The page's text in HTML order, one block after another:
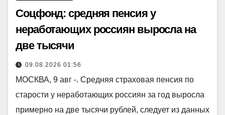
Соцфонд: средняя пенсия у
неработающих россиян выросла на
две тысячи
09.08.2026 01:56
МОСКВА, 9 авг -. Средняя страховая пенсия по
старости у неработающих россиян за год выросла
примерно на две тысячи рублей, следует из данных